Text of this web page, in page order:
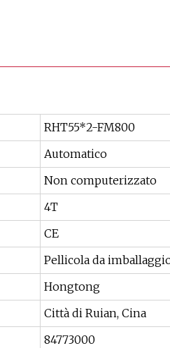
RHT55*2-FM800
Automatico
Non computerizzato
4T
CE
Pellicola da
Hongtong
Città di Ruian, Cina
84773000